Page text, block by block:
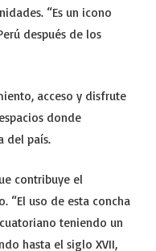
“Es un icono
después de los
acceso y disfrute
donde
del país.
contribuye el
“El uso de esta concha
teniendo un
hasta el siglo XVII,